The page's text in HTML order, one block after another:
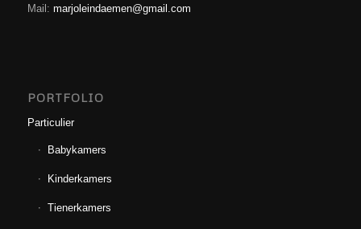
Mail: marjoleindaemen@gmail.com
PORTFOLIO
Particulier
Babykamers
Kinderkamers
Tienerkamers